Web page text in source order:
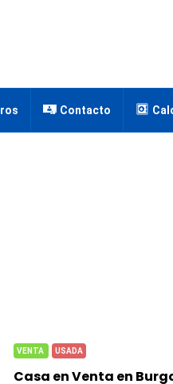
Contacto
VENTA USADA